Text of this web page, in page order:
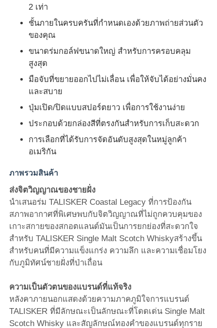
ผลิตภัณฑ์
เกี่ยวกับเรา
ทัวร์โรงงาน
ทุกกรณี
ขออ้าง
ร่มกอล์ฟ
ร่มเดิน
ร่มขนาดกะทัดรัด
2 เท่า
ชั้นภายในครบครันที่กําหนดเองด้วยภาพถ่ายส่วนตัว
ของคุณ
ขนาดร่มกอล์ฟขนาดใหญ่ สําหรับการครอบคลุม
สูงสุด
มือจับที่ขยายออกไปไม่เลื่อน เพื่อให้จับได้อย่างมั่นคง
และสบาย
ปุ่มเปิด/ปิดแบบสปอร์ตยาว เพื่อการใช้งานง่าย
ประกอบด้วยกล่องสีที่ตรงกันสําหรับการเก็บสะดวก
การเลือกที่ได้รับการจัดอันดับสูงสุดในหมู่ลูกค้า
อเมริกัน
ภาพรวมสินค้า
ส่งจิตวิญญาณของชายฝั่ง
นําเสนอร่ม TALISKER Coastal Legacy ที่การป้องกัน
สภาพอากาศที่พิเศษพบกับจิตวิญญาณที่ไม่ถูกควบคุมของ
เกาะสกายของสกอตแลนด์มันเป็นการยกย่องที่สะดวกใจ
สําหรับ TALISKER Single Malt Scotch Whiskyสร้างขึ้น
สําหรับคนที่มีความแข็งแกร่ง ความลึก และความเชื่อมโยง
กับภูมิทัศน์ชายฝั่งที่ป่าเถื่อน
ความเป็นตัวตนของแบรนด์ที่แท้จริง
หลังคาภายนอกแสดงด้วยความภาคภูมิใจการแบรนด์
TALISKER ที่มีลักษณะเป็นลักษณะที่โดดเด่น Single Malt
Scotch Whisky และสัญลักษณ์ทองคําของแบรนด์ทุกราย